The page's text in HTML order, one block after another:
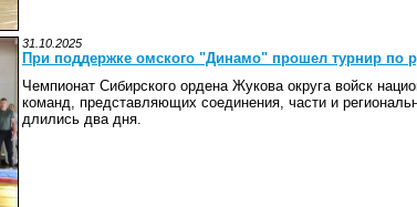
31.10.2025
При поддержке омского "Динамо" прошел турнир по
Чемпионат Сибирского ордена Жукова округа войск
команд, представляющих соединения, части и
длились два дня.